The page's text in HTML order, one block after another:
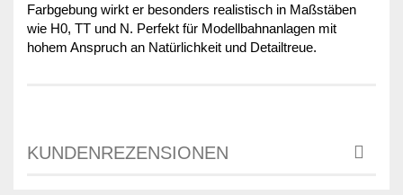
Farbgebung wirkt er besonders realistisch in Maßstäben
wie H0, TT und N. Perfekt für Modellbahnanlagen mit
hohem Anspruch an Natürlichkeit und Detailtreue.
KUNDENREZENSIONEN